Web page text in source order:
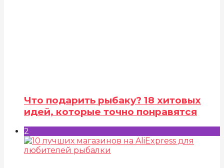
Что подарить рыбаку? 18 хитовых
идей, которые точно понравятся
2